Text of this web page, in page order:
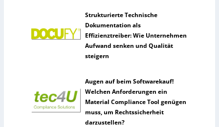
Strukturierte Technische
Dokumentation als
Effizienztreiber: Wie Unternehmen
Aufwand senken und Qualität
steigern
Augen auf beim Softwarekauf!
Welchen Anforderungen ein
Material Compliance Tool genügen
muss, um Rechtssicherheit
darzustellen?